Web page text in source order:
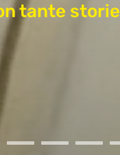
tante storie